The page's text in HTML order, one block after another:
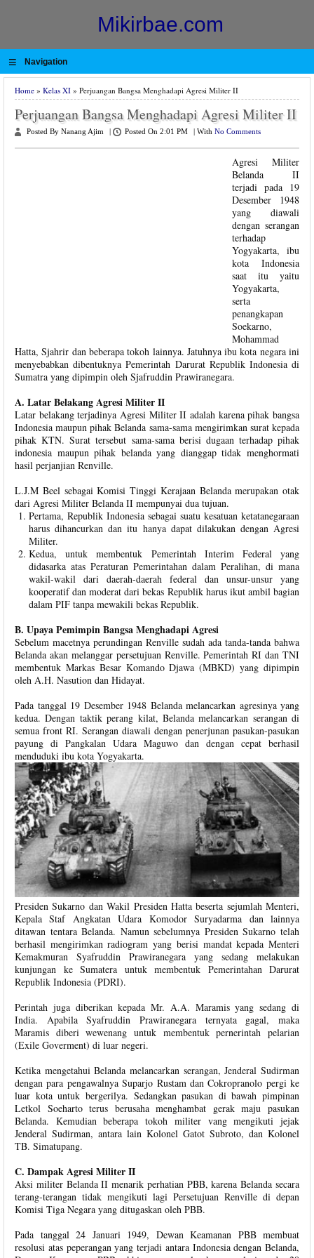
Mikirbae.com
≡ Navigation
Home » Kelas XI » Perjuangan Bangsa Menghadapi Agresi Militer II
Perjuangan Bangsa Menghadapi Agresi Militer II
Posted By Nanang Ajim Posted On 2:01 PM With No Comments
Agresi Militer
Belanda II
terjadi pada 19
Desember 1948
yang diawali
dengan serangan
terhadap
Yogyakarta, ibu
kota Indonesia
saat itu yaitu
Yogyakarta,
serta
penangkapan
Soekarno,
Mohammad
Hatta, Sjahrir dan beberapa tokoh lainnya. Jatuhnya ibu kota negara ini
menyebabkan dibentuknya Pemerintah Darurat Republik Indonesia di
Sumatra yang dipimpin oleh Sjafruddin Prawiranegara.
A. Latar Belakang Agresi Militer II
Latar belakang terjadinya Agresi Militer II adalah karena pihak bangsa
Indonesia maupun pihak Belanda sama-sama mengirimkan surat kepada
pihak KTN. Surat tersebut sama-sama berisi dugaan terhadap pihak
indonesia maupun pihak belanda yang dianggap tidak menghormati
hasil perjanjian Renville.
L.J.M Beel sebagai Komisi Tinggi Kerajaan Belanda merupakan otak
dari Agresi Militer Belanda II mempunyai dua tujuan.
Pertama, Republik Indonesia sebagai suatu kesatuan ketatanegaraan
harus dihancurkan dan itu hanya dapat dilakukan dengan Agresi
Militer.
Kedua, untuk membentuk Pemerintah Interim Federal yang
didasarka atas Peraturan Pemerintahan dalam Peralihan, di mana
wakil-wakil dari daerah-daerah federal dan unsur-unsur yang
kooperatif dan moderat dari bekas Republik harus ikut ambil bagian
dalam PIF tanpa mewakili bekas Republik.
B. Upaya Pemimpin Bangsa Menghadapi Agresi
Sebelum macetnya perundingan Renville sudah ada tanda-tanda bahwa
Belanda akan melanggar persetujuan Renville. Pemerintah RI dan TNI
membentuk Markas Besar Komando Djawa (MBKD) yang dipimpin
oleh A.H. Nasution dan Hidayat.
Pada tanggal 19 Desember 1948 Belanda melancarkan agresinya yang
kedua. Dengan taktik perang kilat, Belanda melancarkan serangan di
semua front RI. Serangan diawali dengan penerjunan pasukan-pasukan
payung di Pangkalan Udara Maguwo dan dengan cepat berhasil
menduduki ibu kota Yogyakarta.
Presiden Sukarno dan Wakil Presiden Hatta beserta sejumlah Menteri,
Kepala Staf Angkatan Udara Komodor Suryadarma dan lainnya
ditawan tentara Belanda. Namun sebelumnya Presiden Sukarno telah
berhasil mengirimkan radiogram yang berisi mandat kepada Menteri
Kemakmuran Syafruddin Prawiranegara yang sedang melakukan
kunjungan ke Sumatera untuk membentuk Pemerintahan Darurat
Republik Indonesia (PDRI).
Perintah juga diberikan kepada Mr. A.A. Maramis yang sedang di
India. Apabila Syafruddin Prawiranegara ternyata gagal, maka
Maramis diberi wewenang untuk membentuk pernerintah pelarian
(Exile Goverment) di luar negeri.
Ketika mengetahui Belanda melancarkan serangan, Jenderal Sudirman
dengan para pengawalnya Suparjo Rustam dan Cokropranolo pergi ke
luar kota untuk bergerilya. Sedangkan pasukan di bawah pimpinan
Letkol Soeharto terus berusaha menghambat gerak maju pasukan
Belanda. Kemudian beberapa tokoh militer vang mengikuti jejak
Jenderal Sudirman, antara lain Kolonel Gatot Subroto, dan Kolonel
TB. Simatupang.
C. Dampak Agresi Militer II
Aksi militer Belanda II menarik perhatian PBB, karena Belanda secara
terang-terangan tidak mengikuti lagi Persetujuan Renville di depan
Komisi Tiga Negara yang ditugaskan oleh PBB.
Pada tanggal 24 Januari 1949, Dewan Keamanan PBB membuat
resolusi atas peperangan yang terjadi antara Indonesia dengan Belanda,